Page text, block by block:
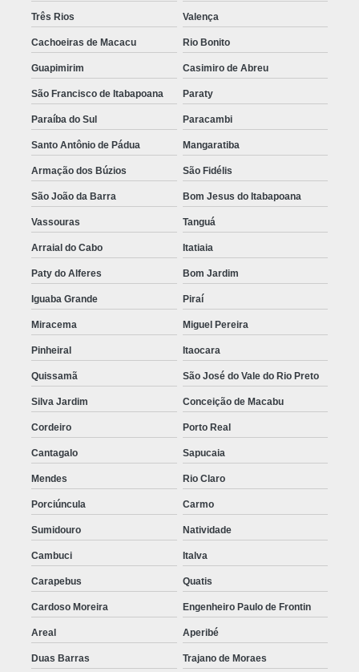
Três Rios Valença
Cachoeiras de Macacu Rio Bonito
Guapimirim Casimiro de Abreu
São Francisco de Itabapoana Paraty
Paraíba do Sul Paracambi
Santo Antônio de Pádua Mangaratiba
Armação dos Búzios São Fidélis
São João da Barra Bom Jesus do Itabapoana
Vassouras Tanguá
Arraial do Cabo Itatiaia
Paty do Alferes Bom Jardim
Iguaba Grande Piraí
Miracema Miguel Pereira
Pinheiral Itaocara
Quissamã São José do Vale do Rio Preto
Silva Jardim Conceição de Macabu
Cordeiro Porto Real
Cantagalo Sapucaia
Mendes Rio Claro
Porciúncula Carmo
Sumidouro Natividade
Cambuci Italva
Carapebus Quatis
Cardoso Moreira Engenheiro Paulo de Frontin
Areal Aperibé
Duas Barras Trajano de Moraes